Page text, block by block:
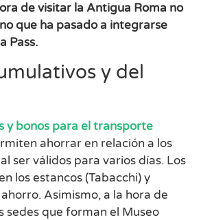
de visitar la Antigua Roma no
que ha pasado a integrarse
Pass.
y del
y bonos para el transporte
ahorrar en relación a los
ser válidos para varios días. Los
los estancos (Tabacchi) y
Asimismo, a la hora de
sedes que forman el Museo